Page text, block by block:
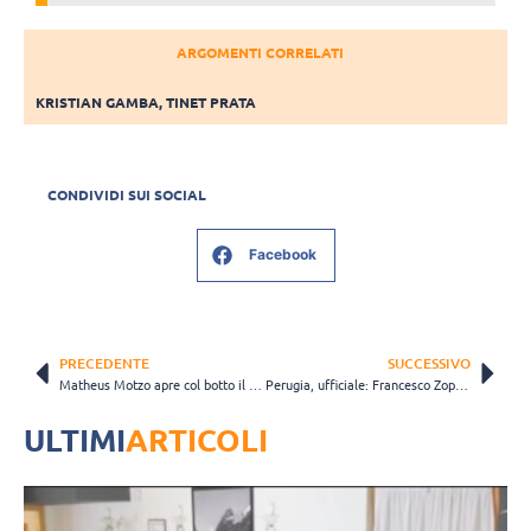
ARGOMENTI CORRELATI
KRISTIAN GAMBA,TINET PRATA
CONDIVIDI SUI SOCIAL
Facebook
PRECEDENTE SUCCESSIVO
Perugia, ufficiale: Francesco Zoppellari è il vice Giannelli
ULTIMIARTICOLI